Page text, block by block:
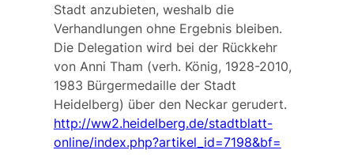
Stadt anzubieten, weshalb die
Verhandlungen ohne Ergebnis bleiben.
Die Delegation wird bei der Rückkehr
von Anni Tham (verh. König, 1928-2010,
1983 Bürgermedaille der Stadt
Heidelberg) über den Neckar gerudert.
http://ww2.heidelberg.de/stadtblatt-
online/index.php?artikel_id=7198&bf=